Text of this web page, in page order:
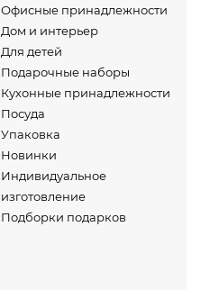
Офисные принадлежности
Дом и интерьер
Для детей
Подарочные наборы
Кухонные принадлежности
Посуда
Упаковка
Новинки
Индивидуальное
изготовление
Подборки подарков